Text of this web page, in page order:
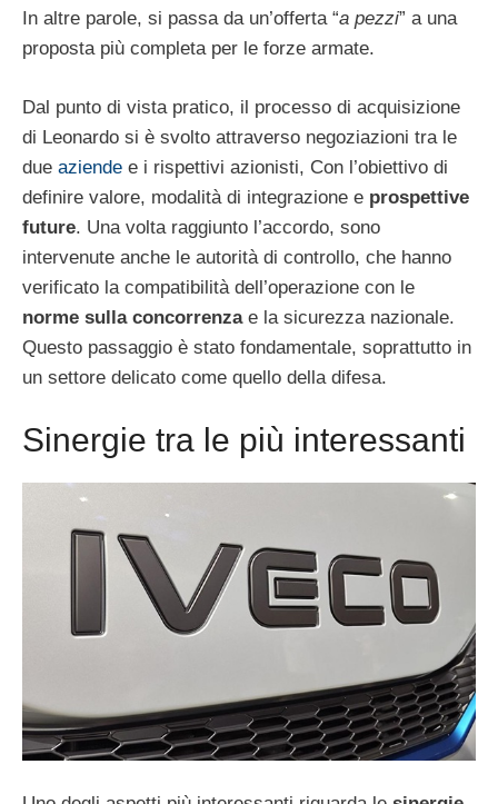
In altre parole, si passa da un’offerta “a pezzi” a una
proposta più completa per le forze armate.
Dal punto di vista pratico, il processo di acquisizione
di Leonardo si è svolto attraverso negoziazioni tra le
due aziende e i rispettivi azionisti, Con l’obiettivo di
definire valore, modalità di integrazione e prospettive
future. Una volta raggiunto l’accordo, sono
intervenute anche le autorità di controllo, che hanno
verificato la compatibilità dell’operazione con le
norme sulla concorrenzae la sicurezza nazionale.
Questo passaggio è stato fondamentale, soprattutto in
un settore delicato come quello della difesa.
Sinergie tra le più interessanti